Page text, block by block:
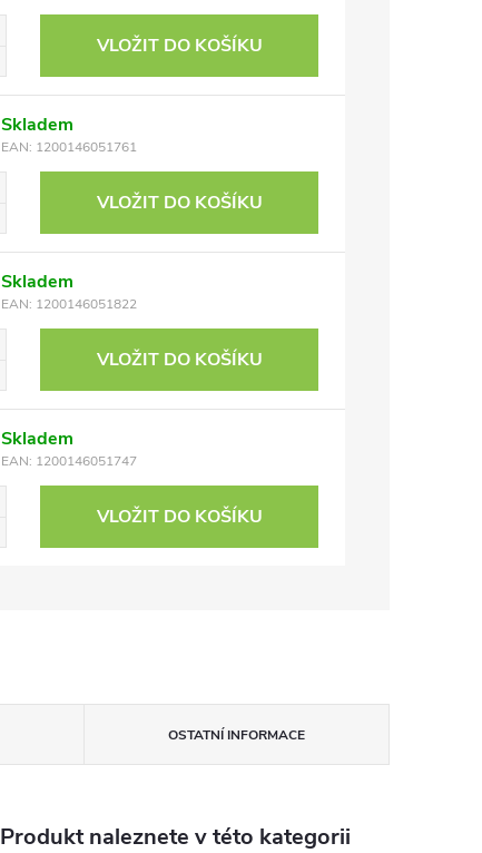
VLOŽIT DO KOŠÍKU
Skladem
EAN: 1200146051761
VLOŽIT DO KOŠÍKU
Skladem
EAN: 1200146051822
VLOŽIT DO KOŠÍKU
Skladem
EAN: 1200146051747
VLOŽIT DO KOŠÍKU
OSTATNÍ INFORMACE
Produkt naleznete v této kategorii